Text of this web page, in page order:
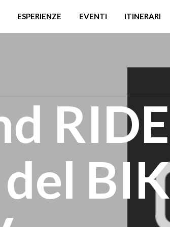
ESPERIENZE EVENTI ITINERARI